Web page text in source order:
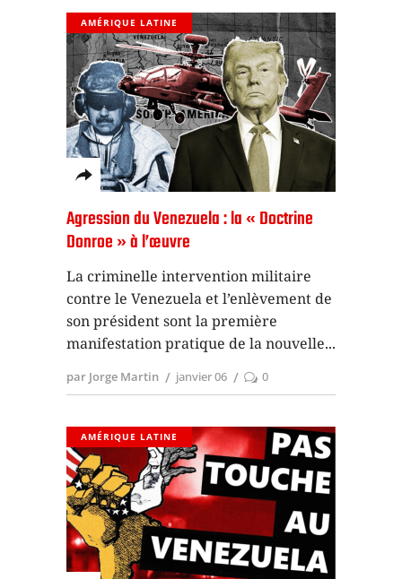
AMÉRIQUE LATINE
Agression du Venezuela : la « Doctrine
Donroe » à l’œuvre
La criminelle intervention militaire
contre le Venezuela et l’enlèvement de
son président sont la première
manifestation pratique de la nouvelle
par Jorge Martin janvier 06 0
AMÉRIQUE LATINE